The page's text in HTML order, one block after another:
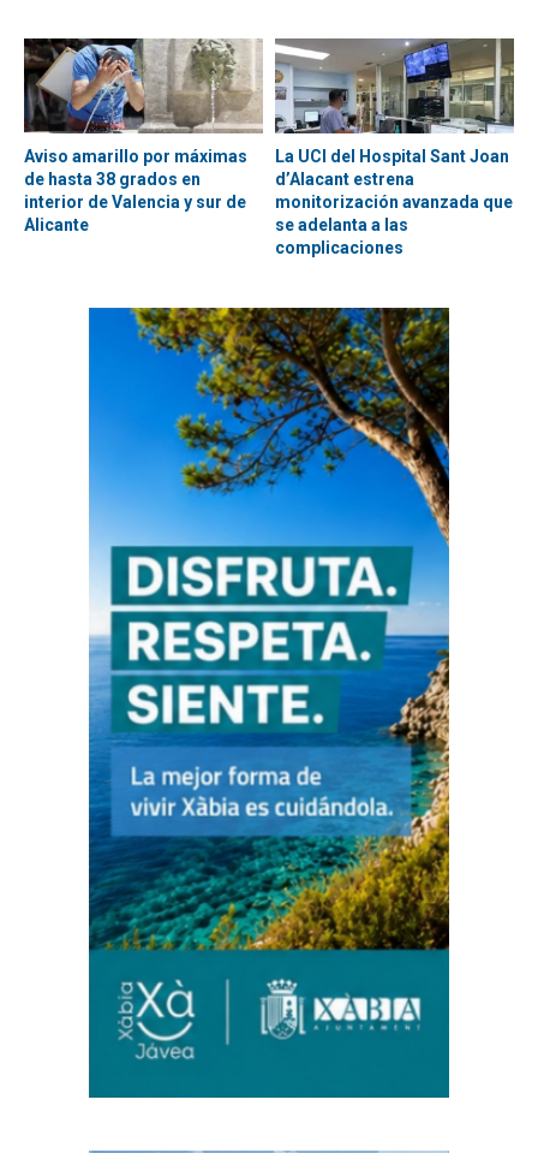
Aviso amarillo por máximas
de hasta 38 grados en
interior de Valencia y sur de
Alicante
La UCI del Hospital Sant Joan
d’Alacant estrena
monitorización avanzada que
se adelanta a las
complicaciones